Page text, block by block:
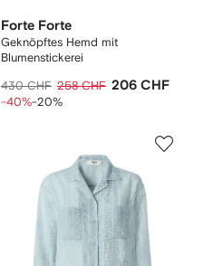
Forte Forte
Geknöpftes Hemd mit
Blumenstickerei
430 CHF 258 CHF 206 CHF
-40%-20%